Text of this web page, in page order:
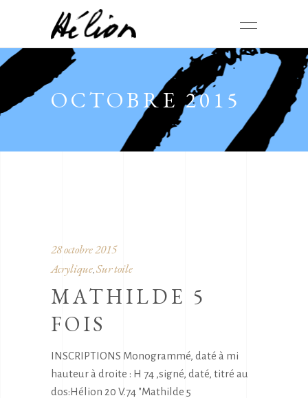
OCTOBRE 2015
28 octobre 2015
Acrylique, Sur toile
MATHILDE 5
FOIS
INSCRIPTIONS Monogrammé, daté à mi
hauteur à droite : H 74 ,signé, daté, titré au
dos:Hélion 20 V.74 "Mathilde 5